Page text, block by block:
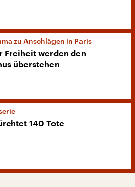
zu Anschlägen in Paris
Freiheit werden den
überstehen
140 Tote